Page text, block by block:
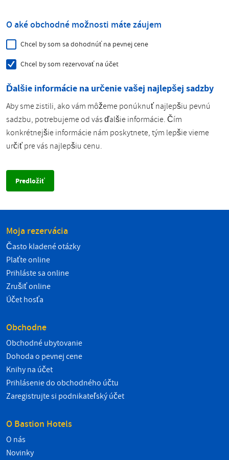
O aké obchodné možnosti máte záujem
Chcel by som sa dohodnúť na pevnej cene
Chcel by som rezervovať na účet
Ďalšie informácie na určenie vašej najlepšej sadzby
Aby sme zistili, ako vám môžeme ponúknuť najlepšiu pevnú
sadzbu, potrebujeme od vás ďalšie informácie. Čím
konkrétnejšie informácie nám poskytnete, tým lepšie vieme
určiť pre vás najlepšiu cenu.
Moja rezervácia
Často kladené otázky
Plaťte online
Prihláste sa online
Zrušiť online
Účet hosťa
Obchodne
Obchodné ubytovanie
Dohoda o pevnej cene
Knihy na účet
Prihlásenie do obchodného účtu
Zaregistrujte si podnikateľský účet
O Bastion Hotels
O nás
Novinky